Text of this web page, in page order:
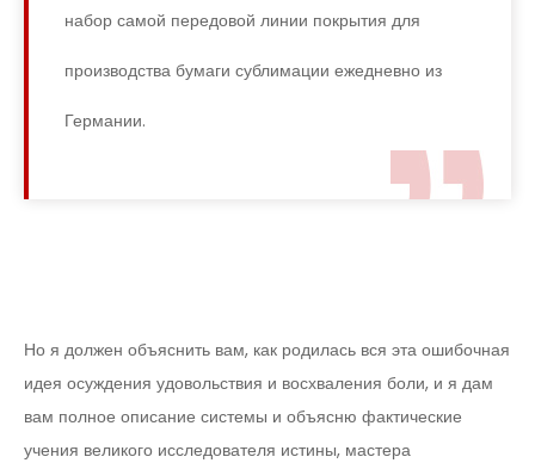
набор самой передовой линии покрытия для
производства бумаги сублимации ежедневно из
Германии.
Но я должен объяснить вам, как родилась вся эта ошибочная
идея осуждения удовольствия и восхваления боли, и я дам
вам полное описание системы и объясню фактические
учения великого исследователя истины, мастера